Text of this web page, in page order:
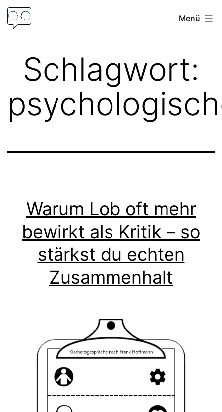
Zum
Inhalt
Beratung
Frank
Hoffmann
Menü
Schlagwort:
Warum Lob oft mehr
bewirkt als Kritik – so
stärkst du echten
Zusammenhalt